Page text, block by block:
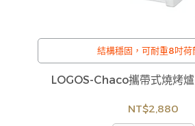
結構穩固，可耐重8吋荷
/
訂購注意事項 :
情形，客服人員將立即與您聯繫交期
無法出貨，本公司將有權取消訂單，
LOGOS-Chaco攜帶式燒烤
NT$2,880